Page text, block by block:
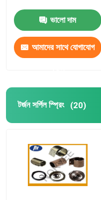
ভালো দাম
আমাদের সাথে যোগাযোগ
টর্জন সর্পিল স্প্রিং (20)